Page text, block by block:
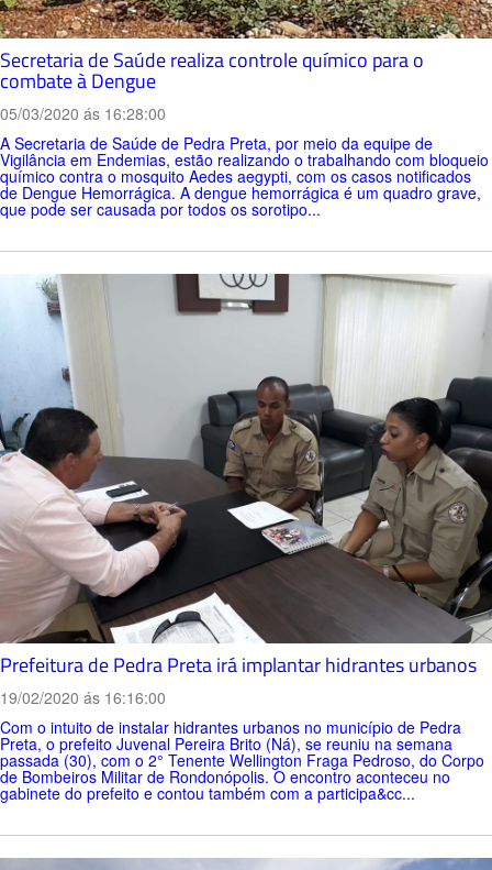
Secretaria de Saúde realiza controle químico para o
combate à Dengue
05/03/2020 ás 16:28:00
A Secretaria de Saúde de Pedra Preta, por meio da equipe de
Vigilância em Endemias, estão realizando o trabalhando com bloqueio
químico contra o mosquito Aedes aegypti, com os casos notificados
de Dengue Hemorrágica. A dengue hemorrágica é um quadro grave,
que pode ser causada por todos os sorotipo...
Prefeitura de Pedra Preta irá implantar hidrantes urbanos
19/02/2020 ás 16:16:00
Com o intuito de instalar hidrantes urbanos no município de Pedra
Preta, o prefeito Juvenal Pereira Brito (Ná), se reuniu na semana
passada (30), com o 2° Tenente Wellington Fraga Pedroso, do Corpo
de Bombeiros Militar de Rondonópolis. O encontro aconteceu no
gabinete do prefeito e contou também com a participa&cc...